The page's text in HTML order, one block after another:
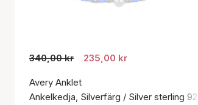
340,00 kr 235,00 kr
Avery Anklet
Ankelkedja, Silverfärg / Silver sterling 925